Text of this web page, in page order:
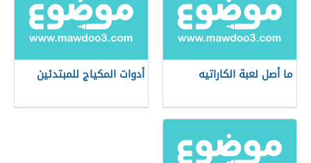
ما أصل لعبة الكاراتيه أدوات المكياج للمبتدئين